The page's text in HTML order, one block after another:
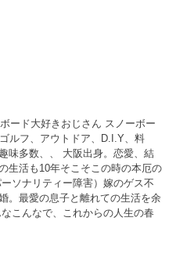
ード大好きおじさん スノーボー
ルフ、アウトドア、D.I.Y、料
味多数、、 大阪出身。恋愛、結
生活も10年そこそこの時の本厄の
ソナリティー障害）嫁のゲス不
。最愛の息子と離れての生活を余
こんなで、これからの人生の春